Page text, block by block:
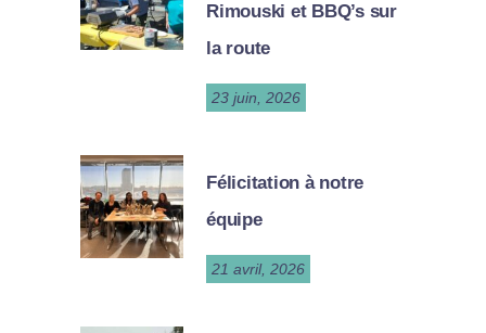
Rimouski et BBQ’s sur
la route
23 juin, 2026
Félicitation à notre
équipe
21 avril, 2026